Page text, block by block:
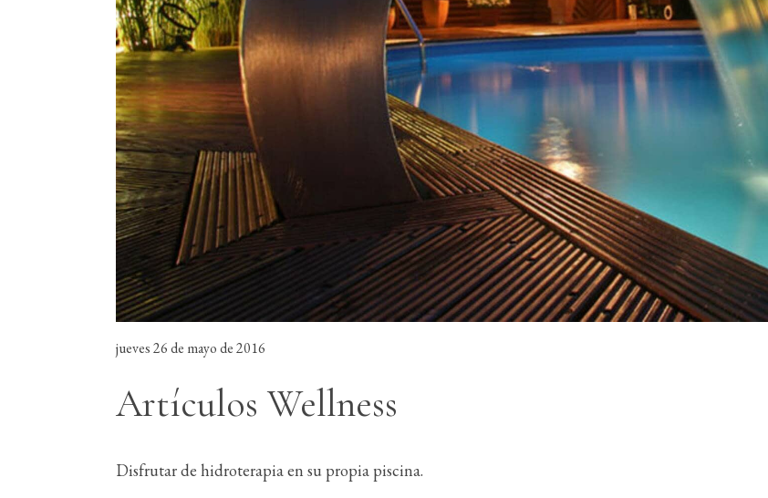
jueves 26 de mayo de 2016
Artículos Wellness
Disfrutar de hidroterapia en su propia piscina.